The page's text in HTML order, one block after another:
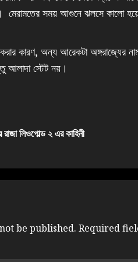
সময় আগুনে ঝলসে কালো হয়ে
কারণ, অন্য আরেকটা অঙ্গরাজ্যের
আলাদা স্টেট নয়।
রাজা লিওপোল্ড ২ এর কাহিনী
be published. Required